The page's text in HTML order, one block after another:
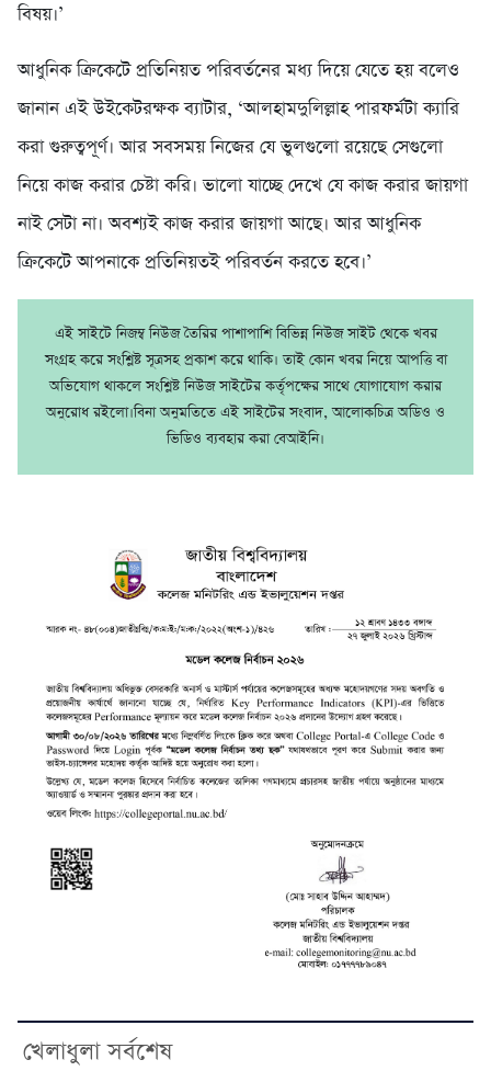
বিষয়।’
আধুনিক ক্রিকেটে প্রতিনিয়ত পরিবর্তনের মধ্য দিয়ে যেতে হয় বলেও
জানান এই উইকেটরক্ষক ব্যাটার, ‘আলহামদুলিল্লাহ পারফর্মটা ক্যারি
করা গুরুত্বপূর্ণ। আর সবসময় নিজের যে ভুলগুলো রয়েছে সেগুলো
নিয়ে কাজ করার চেষ্টা করি। ভালো যাচ্ছে দেখে যে কাজ করার জায়গা
নাই সেটা না। অবশ্যই কাজ করার জায়গা আছে। আর আধুনিক
ক্রিকেটে আপনাকে প্রতিনিয়তই পরিবর্তন করতে হবে।’
এই সাইটে নিজম্ব নিউজ তৈরির পাশাপাশি বিভিন্ন নিউজ সাইট থেকে খবর
সংগ্রহ করে সংশ্লিষ্ট সূত্রসহ প্রকাশ করে থাকি। তাই কোন খবর নিয়ে আপত্তি বা
অভিযোগ থাকলে সংশ্লিষ্ট নিউজ সাইটের কর্তৃপক্ষের সাথে যোগাযোগ করার
অনুরোধ রইলো।বিনা অনুমতিতে এই সাইটের সংবাদ, আলোকচিত্র অডিও ও
ভিডিও ব্যবহার করা বেআইনি।
খেলাধুলা সর্বশেষ